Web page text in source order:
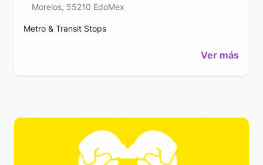
Morelos, 55210 EdoMex
Metro & Transit Stops
Ver más